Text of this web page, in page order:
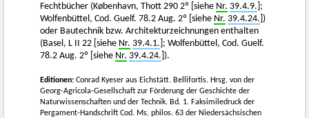
Fechtbücher (København, Thott 290 2º [siehe Nr. 39.4.9. ];
Wolfenbüttel, Cod. Guelf. 78.2 Aug. 2º [siehe Nr. 39.4.24. ])
oder Bautechnik bzw. Architekturzeichnungen enthalten
(Basel, L II 22 [siehe Nr. 39.4.1. ]; Wolfenbüttel, Cod. Guelf.
78.2 Aug. 2º [siehe Nr. 39.4.24. ]).
Editionen: Conrad Kyeser aus Eichstätt. Bellifortis. Hrsg. von der
Georg-Agricola-Gesellschaft zur Förderung der Geschichte der
Naturwissenschaften und der Technik. Bd. 1. Faksimiledruck der
Pergament-Handschrift Cod. Ms. philos. 63 der Niedersächsischen